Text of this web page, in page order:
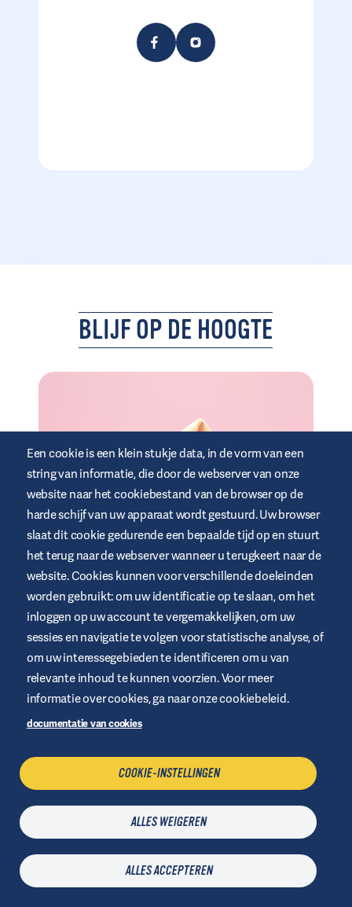
BLIJF OP DE HOOGTE
Een cookie is een klein stukje data, in de vorm van een
string van informatie, die door de webserver van onze
website naar het cookiebestand van de browser op de
harde schijf van uw apparaat wordt gestuurd. Uw browser
slaat dit cookie gedurende een bepaalde tijd op en stuurt
het terug naar de webserver wanneer u terugkeert naar de
website. Cookies kunnen voor verschillende doeleinden
worden gebruikt: om uw identificatie op te slaan, om het
inloggen op uw account te vergemakkelijken, om uw
sessies en navigatie te volgen voor statistische analyse, of
om uw interessegebieden te identificeren om u van
relevante inhoud te kunnen voorzien. Voor meer
informatie over cookies, ga naar onze cookiebeleid.
documentatie van cookies
COOKIE-INSTELLINGEN
ALLES WEIGEREN
ALLES ACCEPTEREN